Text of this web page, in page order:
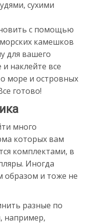
сухими
с помощью
камешков
для вашего
и наклейте все
море и островных
готово!
много
которых вам
комплектами, в
Иногда
образом и тоже не
разные по
например,